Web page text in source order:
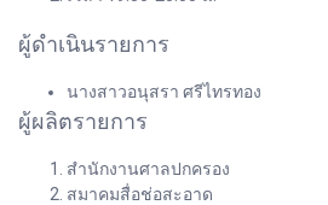
ผู้ดำเนินรายการ
นางสาวอนุสรา ศรีไทรทอง
ผู้ผลิตรายการ
สำนักงานศาลปกครอง
สมาคมสื่อช่อสะอาด